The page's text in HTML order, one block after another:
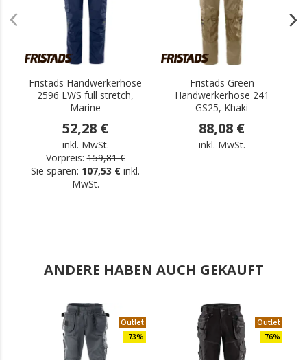
Fristads Handwerkerhose
2596 LWS full stretch,
Marine
52,28 €
inkl. MwSt.
Vorpreis: 159,81 €
Sie sparen: 107,53 € inkl.
MwSt.
Fristads Green
Handwerkerhose 241
GS25, Khaki
88,08 €
inkl. MwSt.
ANDERE HABEN AUCH GEKAUFT
Outlet
-73%
Outlet
-76%